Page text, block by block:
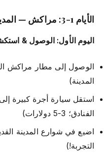
الأيام 1-3: مراكش — المدينة الحمراء
اليوم الأول: الوصول &
المدينة)
استقل سيارة أجرة كبيرة
الفنادق؛ 3-5 دولارات)
اضيع في شوارع المدينة
التجربة!)